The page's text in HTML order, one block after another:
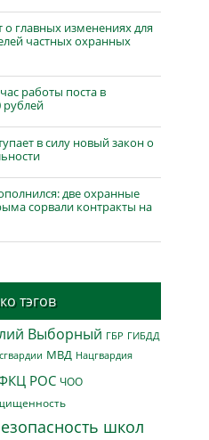
главных изменениях для
частных охранных
работы поста в
рублей
в силу новый закон о
две охранные
сорвали контракты на
тэгов
Выборный ГБР ГИБДД
МВД Нацгвардия
РОС ЧОО
школ